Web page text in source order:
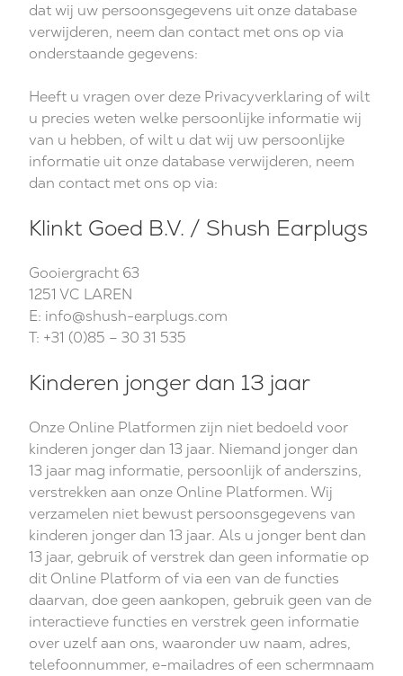
dat wij uw persoonsgegevens uit onze database
verwijderen, neem dan contact met ons op via
onderstaande gegevens:
Heeft u vragen over deze Privacyverklaring of wilt
u precies weten welke persoonlijke informatie wij
van u hebben, of wilt u dat wij uw persoonlijke
informatie uit onze database verwijderen, neem
dan contact met ons op via:
Klinkt Goed B.V. / Shush Earplugs
Gooiergracht 63
1251 VC LAREN
E: info@shush-earplugs.com
T: +31 (0)85 – 30 31 535
Kinderen jonger dan 13 jaar
Onze Online Platformen zijn niet bedoeld voor
kinderen jonger dan 13 jaar. Niemand jonger dan
13 jaar mag informatie, persoonlijk of anderszins,
verstrekken aan onze Online Platformen. Wij
verzamelen niet bewust persoonsgegevens van
kinderen jonger dan 13 jaar. Als u jonger bent dan
13 jaar, gebruik of verstrek dan geen informatie op
dit Online Platform of via een van de functies
daarvan, doe geen aankopen, gebruik geen van de
interactieve functies en verstrek geen informatie
over uzelf aan ons, waaronder uw naam, adres,
telefoonnummer, e-mailadres of een schermnaam